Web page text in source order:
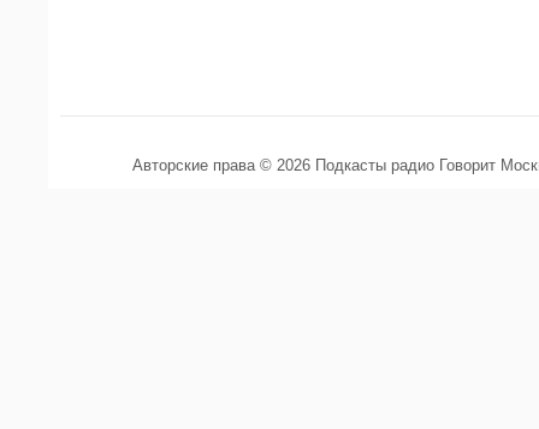
Авторские права © 2026 Подкасты радио Говорит